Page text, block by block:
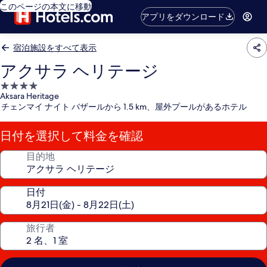
このページの本文に移動
アプリをダウンロード
宿泊施設をすべて表示
アクサラ ヘリテージ
4.0
つ
星
宿
泊
施
Aksara Heritage
チェンマイ ナイト バザールから 1.5 km、屋外プールがあるホテル
日付を選択して料金を確認
目的地
日付
旅行者